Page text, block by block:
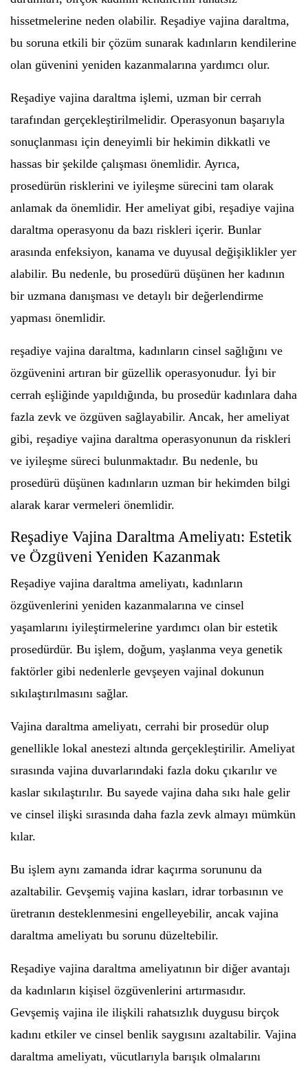
hissetmelerine neden olabilir. Reşadiye vajina daraltma,
bu soruna etkili bir çözüm sunarak kadınların kendilerine
olan güvenini yeniden kazanmalarına yardımcı olur.
Reşadiye vajina daraltma işlemi, uzman bir cerrah
tarafından gerçekleştirilmelidir. Operasyonun başarıyla
sonuçlanması için deneyimli bir hekimin dikkatli ve
hassas bir şekilde çalışması önemlidir. Ayrıca,
prosedürün risklerini ve iyileşme sürecini tam olarak
anlamak da önemlidir. Her ameliyat gibi, reşadiye vajina
daraltma operasyonu da bazı riskleri içerir. Bunlar
arasında enfeksiyon, kanama ve duyusal değişiklikler yer
alabilir. Bu nedenle, bu prosedürü düşünen her kadının
bir uzmana danışması ve detaylı bir değerlendirme
yapması önemlidir.
reşadiye vajina daraltma, kadınların cinsel sağlığını ve
özgüvenini artıran bir güzellik operasyonudur. İyi bir
cerrah eşliğinde yapıldığında, bu prosedür kadınlara daha
fazla zevk ve özgüven sağlayabilir. Ancak, her ameliyat
gibi, reşadiye vajina daraltma operasyonunun da riskleri
ve iyileşme süreci bulunmaktadır. Bu nedenle, bu
prosedürü düşünen kadınların uzman bir hekimden bilgi
alarak karar vermeleri önemlidir.
Reşadiye Vajina Daraltma Ameliyatı: Estetik
ve Özgüveni Yeniden Kazanmak
Reşadiye vajina daraltma ameliyatı, kadınların
özgüvenlerini yeniden kazanmalarına ve cinsel
yaşamlarını iyileştirmelerine yardımcı olan bir estetik
prosedürdür. Bu işlem, doğum, yaşlanma veya genetik
faktörler gibi nedenlerle gevşeyen vajinal dokunun
sıkılaştırılmasını sağlar.
Vajina daraltma ameliyatı, cerrahi bir prosedür olup
genellikle lokal anestezi altında gerçekleştirilir. Ameliyat
sırasında vajina duvarlarındaki fazla doku çıkarılır ve
kaslar sıkılaştırılır. Bu sayede vajina daha sıkı hale gelir
ve cinsel ilişki sırasında daha fazla zevk almayı mümkün
kılar.
Bu işlem aynı zamanda idrar kaçırma sorununu da
azaltabilir. Gevşemiş vajina kasları, idrar torbasının ve
üretranın desteklenmesini engelleyebilir, ancak vajina
daraltma ameliyatı bu sorunu düzeltebilir.
Reşadiye vajina daraltma ameliyatının bir diğer avantajı
da kadınların kişisel özgüvenlerini artırmasıdır.
Gevşemiş vajina ile ilişkili rahatsızlık duygusu birçok
kadını etkiler ve cinsel benlik saygısını azaltabilir. Vajina
daraltma ameliyatı, vücutlarıyla barışık olmalarını